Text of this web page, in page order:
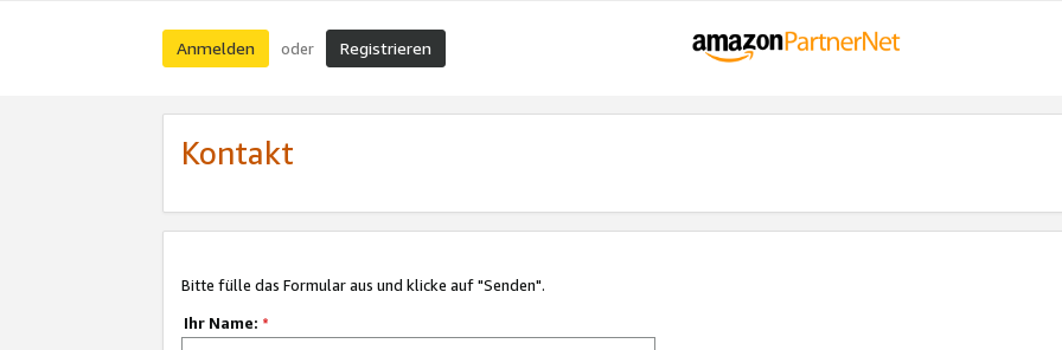
Anmelden oder Registrieren
Kontakt
Bitte fülle das Formular aus und klicke auf "Senden".
Ihr Name: *